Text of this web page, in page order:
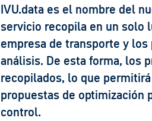
IVU.data es el nombre del
servicio recopila en un solo
empresa de transporte y
análisis. De esta forma, los
recopilados, lo que
propuestas de optimización
control.